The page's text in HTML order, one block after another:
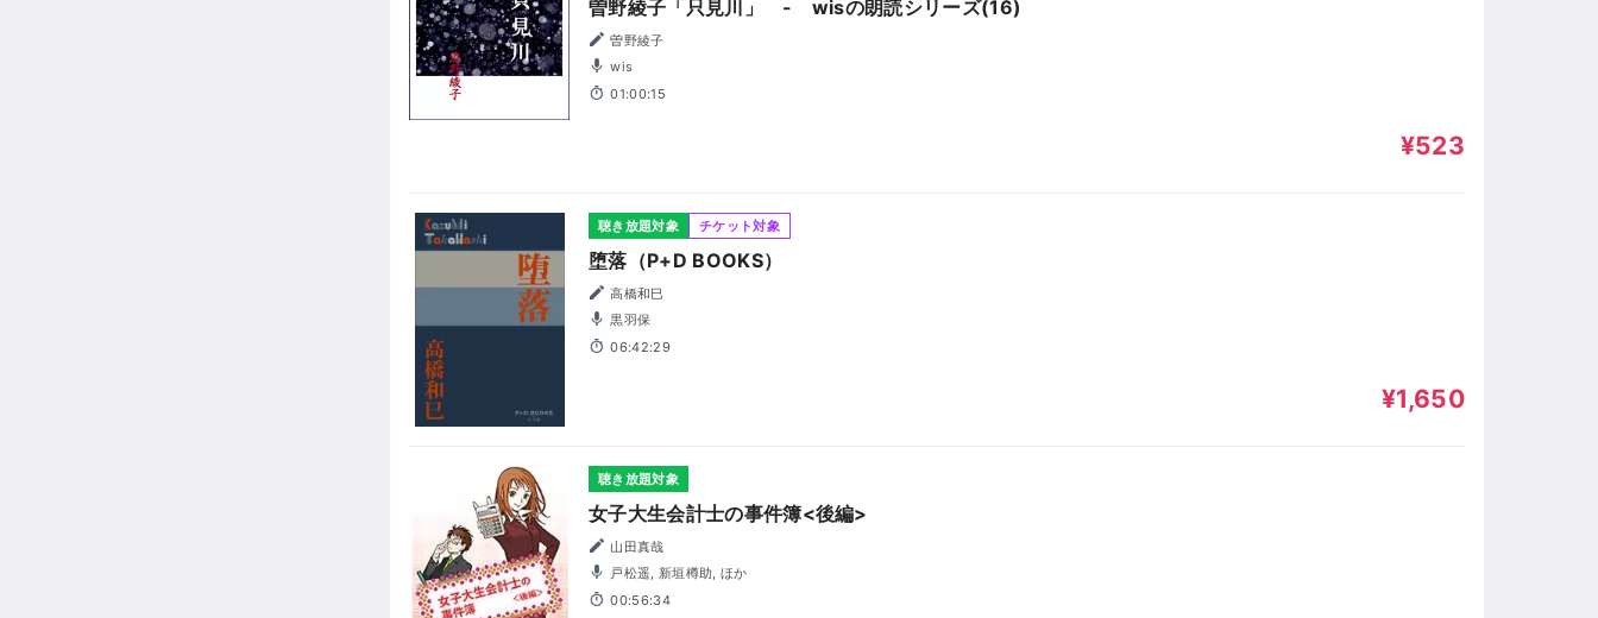
曽野綾子「只見川」 - wisの朗読シリーズ(16)
曽野綾子
wis
01:00:15
¥523
聴き放題対象 チケット対象
堕落（P+D BOOKS）
高橋和巳
黒羽保
06:42:29
¥1,650
聴き放題対象
女子大生会計士の事件簿<後編>
山田真哉
戸松遥, 新垣樽助, ほか
00:56:34